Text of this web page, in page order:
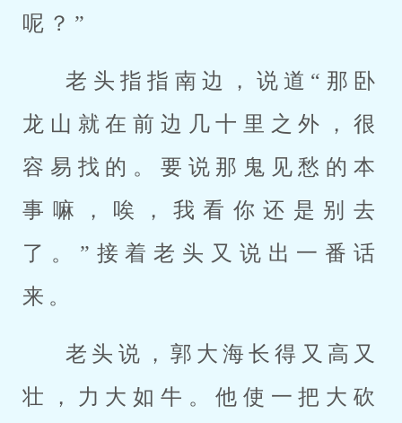
呢？”
老头指指南边，说道“那卧
龙山就在前边几十里之外，很
容易找的。要说那鬼见愁的本
事嘛，唉，我看你还是别去
了。”接着老头又说出一番话
来。
老头说，郭大海长得又高又
壮，力大如牛。他使一把大砍